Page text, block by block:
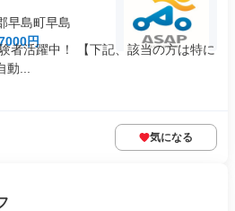
早島町早島
円
者活躍中！ 【下記、該当の方は特に
...
気になる